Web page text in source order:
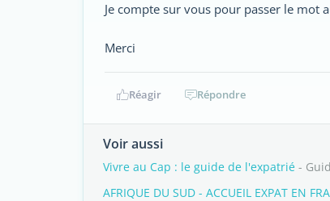
Je compte sur vous pour passer le mot
Merci
Réagir Répondre
Voir aussi
Vivre au Cap : le guide de l'expatrié -
AFRIQUE DU SUD - ACCUEIL EXPAT EN